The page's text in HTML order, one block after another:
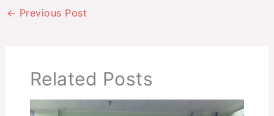
← Previous Post
Related Posts